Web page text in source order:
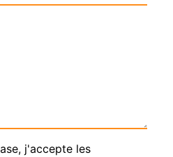
j'accepte les